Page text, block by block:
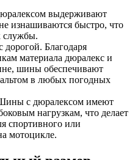
выдерживают
изнашиваются быстро, что
службы.
дорогой. Благодаря
материала дюралекс и
шины обеспечивают
в любых погодных
с дюралексом имеют
нагрузкам, что делает
спортивного или
мотоцикле.